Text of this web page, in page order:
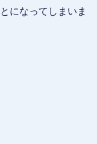
になってしまいま